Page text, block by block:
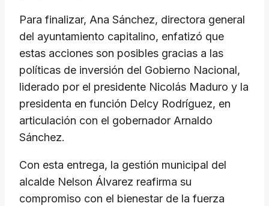
Para finalizar, Ana Sánchez, directora general
del ayuntamiento capitalino, enfatizó que
estas acciones son posibles gracias a las
políticas de inversión del Gobierno Nacional,
liderado por el presidente Nicolás Maduro y la
presidenta en función Delcy Rodríguez, en
articulación con el gobernador Arnaldo
Sánchez.
Con esta entrega, la gestión municipal del
alcalde Nelson Álvarez reafirma su
compromiso con el bienestar de la fuerza